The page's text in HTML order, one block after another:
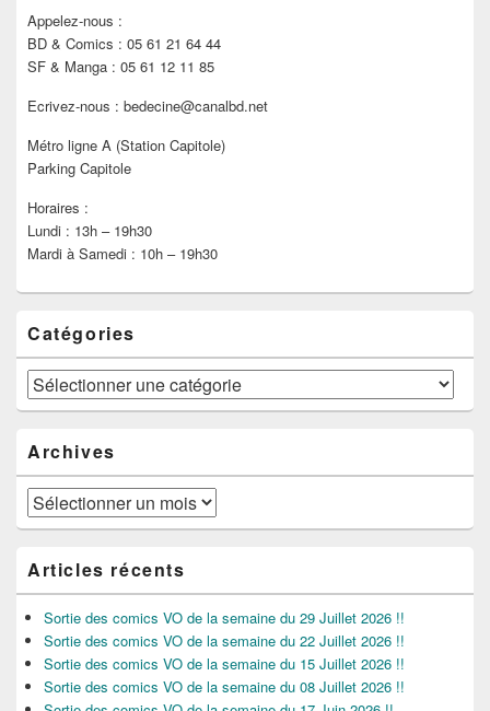
Appelez-nous :
BD & Comics : 05 61 21 64 44
SF & Manga : 05 61 12 11 85
Ecrivez-nous : bedecine@canalbd.net
Métro ligne A (Station Capitole)
Parking Capitole
Horaires :
Lundi : 13h – 19h30
Mardi à Samedi : 10h – 19h30
Catégories
Catégories
Archives
Archives
Articles récents
Sortie des comics VO de la semaine du 29 Juillet 2026 !!
Sortie des comics VO de la semaine du 22 Juillet 2026 !!
Sortie des comics VO de la semaine du 15 Juillet 2026 !!
Sortie des comics VO de la semaine du 08 Juillet 2026 !!